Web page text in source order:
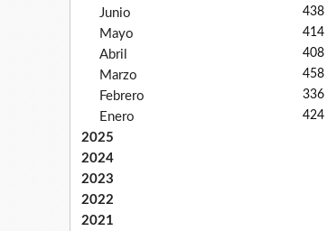
Junio 438
Mayo 414
Abril 408
Marzo 458
Febrero 336
Enero 424
2025
2024
2023
2022
2021